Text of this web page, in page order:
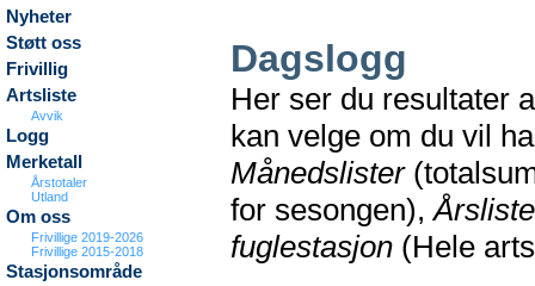
Nyheter
Støtt oss
Frivillig
Artsliste
Avvik
Logg
Merketall
Årstotaler
Utland
Om oss
Frivillige 2019-2026
Frivillige 2015-2018
Stasjonsområde
Dagslogg
Her ser du resultater
kan velge om du vil
Månedslister
for sesongen),
fuglestasjon (Hele